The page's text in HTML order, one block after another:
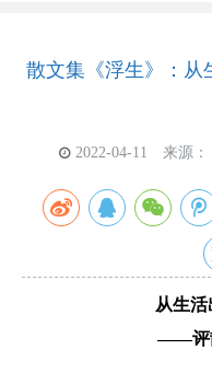
散文集《浮生》：从
2022-04-11 来源：
从生
——评